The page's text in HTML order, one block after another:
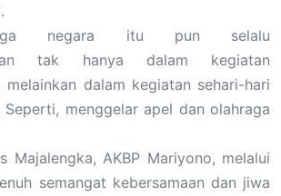
negara itu pun selalu
tak hanya dalam kegiatan
melainkan dalam kegiatan sehari-hari
menggelar apel dan olahraga
Majalengka, AKBP Mariyono, melalui
semangat kebersamaan dan jiwa